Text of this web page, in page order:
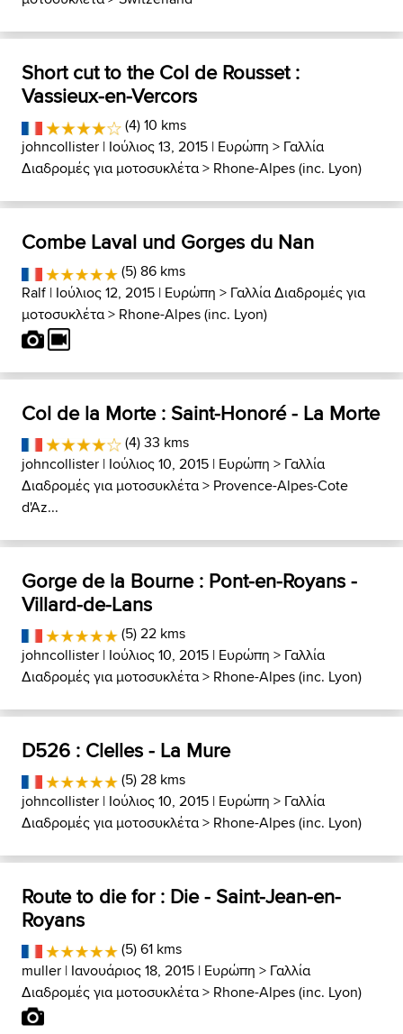
Short cut to the Col de Rousset :
Vassieux-en-Vercors
(4) 10 kms
johncollister | Ιούλιος 13, 2015 | Ευρώπη > Γαλλία
Διαδρομές για μοτοσυκλέτα> Rhone-Alpes (inc. Lyon)
Combe Laval und Gorges du Nan
(5) 86 kms
Ralf | Ιούλιος 12, 2015 | Ευρώπη > Γαλλία Διαδρομές για
μοτοσυκλέτα> Rhone-Alpes (inc. Lyon)
Col de la Morte : Saint-Honoré - La Morte
(4) 33 kms
johncollister | Ιούλιος 10, 2015 | Ευρώπη > Γαλλία
Διαδρομές για μοτοσυκλέτα> Provence-Alpes-Cote
d'Az...
Gorge de la Bourne : Pont-en-Royans -
Villard-de-Lans
(5) 22 kms
johncollister | Ιούλιος 10, 2015 | Ευρώπη > Γαλλία
Διαδρομές για μοτοσυκλέτα> Rhone-Alpes (inc. Lyon)
D526 : Clelles - La Mure
(5) 28 kms
johncollister | Ιούλιος 10, 2015 | Ευρώπη > Γαλλία
Διαδρομές για μοτοσυκλέτα> Rhone-Alpes (inc. Lyon)
Route to die for : Die - Saint-Jean-en-
Royans
(5) 61 kms
muller | Ιανουάριος 18, 2015 | Ευρώπη > Γαλλία
Διαδρομές για μοτοσυκλέτα> Rhone-Alpes (inc. Lyon)